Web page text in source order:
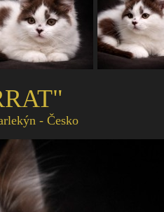
- Česko